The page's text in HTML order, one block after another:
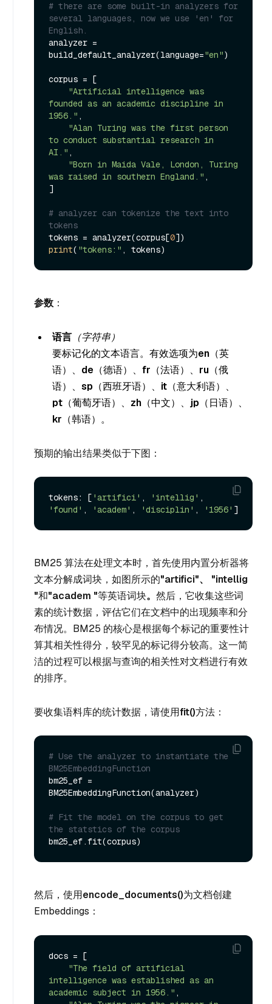
# there are some built-in analyzers for
several languages, now we use 'en' for
English.
analyzer =
build_default_analyzer(language="en")
corpus = [
"Artificial intelligence was
founded as an academic discipline in
1956." ,
"Alan Turing was the first person
to conduct substantial research in
AI." ,
"Born in Maida Vale, London, Turing
was raised in southern England." ,
]
# analyzer can tokenize the text into
tokens
tokens = analyzer(corpus[0
print( "tokens:"
参数：
语言 （字符串）
要标记化的文本语言。有效选项为en （英
语）、 de （德语）、 fr （法语）、 ru （俄
语）、 sp （西班牙语）、 it （意大利语）、
pt （葡萄牙语）、 zh （中文）、 jp （日语）、
kr （韩语）。
预期的输出结果类似于下图：
tokens: [ 'artifici' , 'intellig'
'found' , 'academ' , 'disciplin' , '1956'
BM25 算法在处理文本时，首先使用内置分析器将
文本分解成词块，如图所示的"artifici"、
"intellig
"和"academ "等英语词块。 然后，它收集这些词
素的统计数据，评估它们在文档中的出现频率和分
布情况。BM25 的核心是根据每个标记的重要性计
算其相关性得分，较罕见的标记得分较高。这一简
洁的过程可以根据与查询的相关性对文档进行有效
的排序。
要收集语料库的统计数据，请使用fit()方法：
# Use the analyzer to instantiate the
BM25EmbeddingFunction
bm25_ef =
BM25EmbeddingFunction(analyzer)
# Fit the model on the corpus to get
the statstics of the corpus
然后，使用encode_documents()为文档创建
Embeddings：
docs = [
"The field of artificial
intelligence was established as an
academic subject in 1956." ,